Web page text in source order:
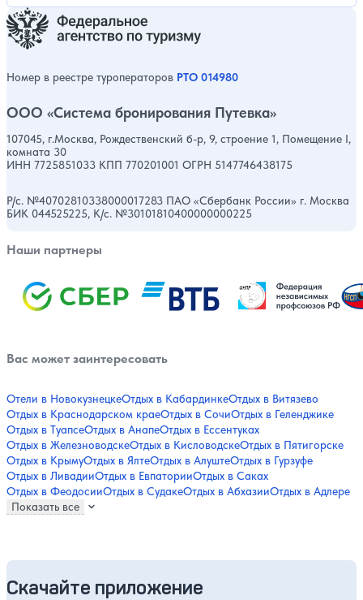
Номер в реестре туроператоров РТО 014980
ООО «Система бронирования Путевка»
107045, г.Москва, Рождественский б-р, 9, строение 1, Помещение I,
комната 30
ИНН 7725851033 КПП 770201001 ОГРН 5147746438175
Р/с. №40702810338000017283 ПАО «Сбербанк России» г. Москва
БИК 044525225, К/с. №30101810400000000225
Наши партнеры
Вас может заинтересовать
Отели в НовокузнецкеОтдых в КабардинкеОтдых в Витязево
Отдых в Краснодарском краеОтдых в СочиОтдых в Геленджике
Отдых в ТуапсеОтдых в АнапеОтдых в Ессентуках
Отдых в ЖелезноводскеОтдых в КисловодскеОтдых в Пятигорске
Отдых в КрымуОтдых в ЯлтеОтдых в АлуштеОтдых в Гурзуфе
Отдых в ЛивадииОтдых в ЕвпаторииОтдых в Саках
Отдых в ФеодосииОтдых в СудакеОтдых в АбхазииОтдых в Адлере
Показать все
Скачайте приложение